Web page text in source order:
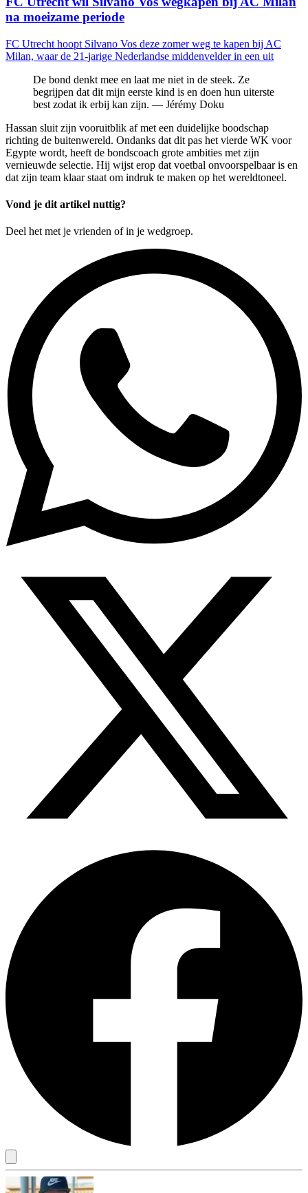
na moeizame periode
FC Utrecht hoopt Silvano Vos deze zomer weg te kapen bij AC
Milan, waar de 21-jarige Nederlandse middenvelder in een uit
De bond denkt mee en laat me niet in de steek. Ze
begrijpen dat dit mijn eerste kind is en doen hun uiterste
best zodat ik erbij kan zijn. — Jérémy Doku
Hassan sluit zijn vooruitblik af met een duidelijke boodschap
richting de buitenwereld. Ondanks dat dit pas het vierde WK voor
Egypte wordt, heeft de bondscoach grote ambities met zijn
vernieuwde selectie. Hij wijst erop dat voetbal onvoorspelbaar is en
dat zijn team klaar staat om indruk te maken op het wereldtoneel.
Vond je dit artikel nuttig?
Deel het met je vrienden of in je wedgroep.